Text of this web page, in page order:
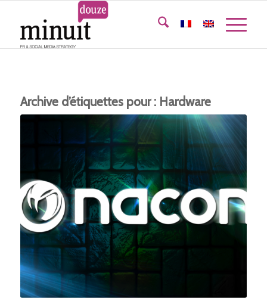
Archive d’étiquettes pour : Hardware